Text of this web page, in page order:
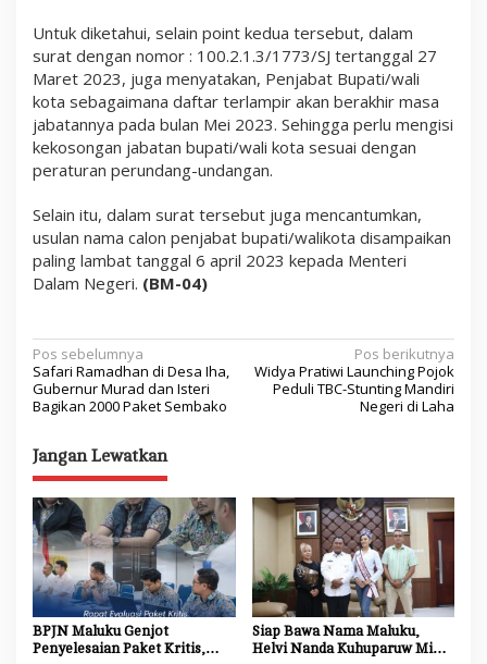
Untuk diketahui, selain point kedua tersebut, dalam
surat dengan nomor : 100.2.1.3/1773/SJ tertanggal 27
Maret 2023, juga menyatakan, Penjabat Bupati/wali
kota sebagaimana daftar terlampir akan berakhir masa
jabatannya pada bulan Mei 2023. Sehingga perlu mengisi
kekosongan jabatan bupati/wali kota sesuai dengan
peraturan perundang-undangan.
Selain itu, dalam surat tersebut juga mencantumkan,
usulan nama calon penjabat bupati/walikota disampaikan
paling lambat tanggal 6 april 2023 kepada Menteri
Dalam Negeri. (BM-04)
N
a
v
i
g
a
s
i
p
o
Pos sebelumnya
Safari Ramadhan di Desa Iha,
Gubernur Murad dan Isteri
Bagikan 2000 Paket Sembako
Pos berikutnya
Widya Pratiwi Launching Pojok
Peduli TBC-Stunting Mandiri
Negeri di Laha
Jangan Lewatkan
BPJN Maluku Genjot
Penyelesaian Paket Kritis,
Siap Bawa Nama Maluku,
Helvi Nanda Kuhuparuw Minta